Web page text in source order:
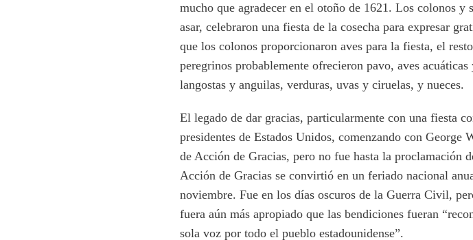
mucho que agradecer en el otoño de 1621. Los colonos y
asar, celebraron una fiesta de la cosecha para expresar
que los colonos proporcionaron aves para la fiesta, el
peregrinos probablemente ofrecieron pavo, aves
langostas y anguilas, verduras, uvas y ciruelas, y nueces.
El legado de dar gracias, particularmente con una fiesta
presidentes de Estados Unidos, comenzando con
de Acción de Gracias, pero no fue hasta la proclamación
Acción de Gracias se convirtió en un feriado nacional
noviembre. Fue en los días oscuros de la Guerra Civil,
fuera aún más apropiado que las bendiciones fueran
sola voz por todo el pueblo estadounidense”.